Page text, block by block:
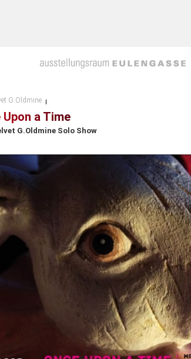
G.Oldmine
Upon a Time
G.Oldmine Solo Show